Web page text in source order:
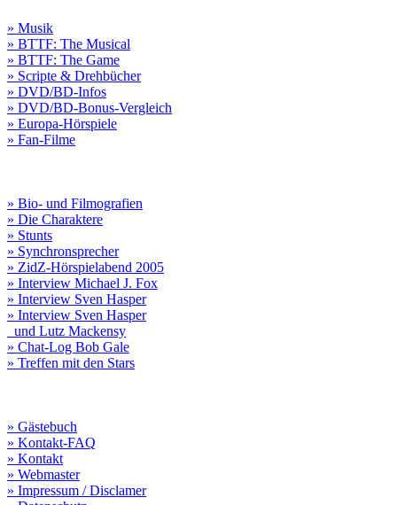
» Musik
» BTTF: The Musical
» BTTF: The Game
» Scripte & Drehbücher
» DVD/BD-Infos
» DVD/BD-Bonus-Vergleich
» Europa-Hörspiele
» Fan-Filme
» Bio- und Filmografien
» Die Charaktere
» Stunts
» Synchronsprecher
» ZidZ-Hörspielabend 2005
» Interview Michael J. Fox
» Interview Sven Hasper
» Interview Sven Hasper
und Lutz Mackensy
» Chat-Log Bob Gale
» Treffen mit den Stars
» Gästebuch
» Kontakt-FAQ
» Kontakt
» Webmaster
» Impressum / Disclamer